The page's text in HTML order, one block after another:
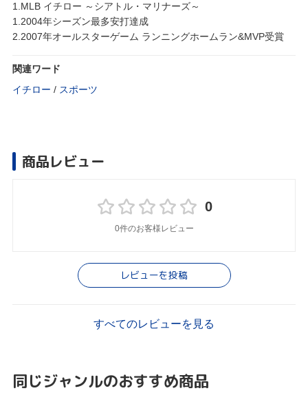
1.MLB イチロー ～シアトル・マリナーズ～
1.2004年シーズン最多安打達成
2.2007年オールスターゲーム ランニングホームラン&MVP受賞
関連ワード
イチロー / スポーツ
商品レビュー
0
0件のお客様レビュー
レビューを投稿
すべてのレビューを見る
同じジャンルのおすすめ商品